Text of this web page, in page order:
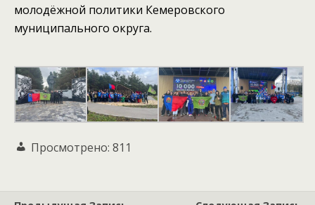
молодёжной политики Кемеровского
муниципального округа.
Просмотрено: 811